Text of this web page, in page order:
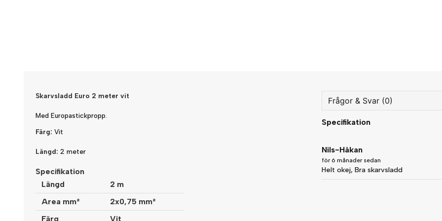
Skarvsladd Euro 2 meter vit
Med Europastickpropp.
Färg: Vit
Längd: 2 meter
Specifikation
Längd
2 m
Area mm²
2x0,75 mm²
Färg
Vit
Frågor & Svar (0)
question
name
Namn
Specifikation
Nils-Håkan
för 6 månader sedan
Helt okej, Bra skarvsladd